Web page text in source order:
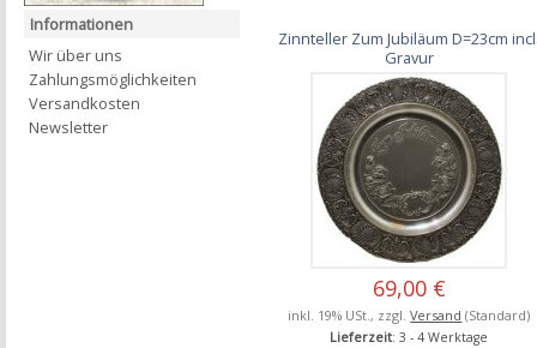
Zinnteller Zum Jubiläum D=23cm
Gravur
69,00 €
inkl. 19% USt., zzgl.Versand (Standard)
Lieferzeit: 3 - 4 Werktage
Informationen
Wir über uns
Zahlungsmöglichkeiten
Versandkosten
Newsletter